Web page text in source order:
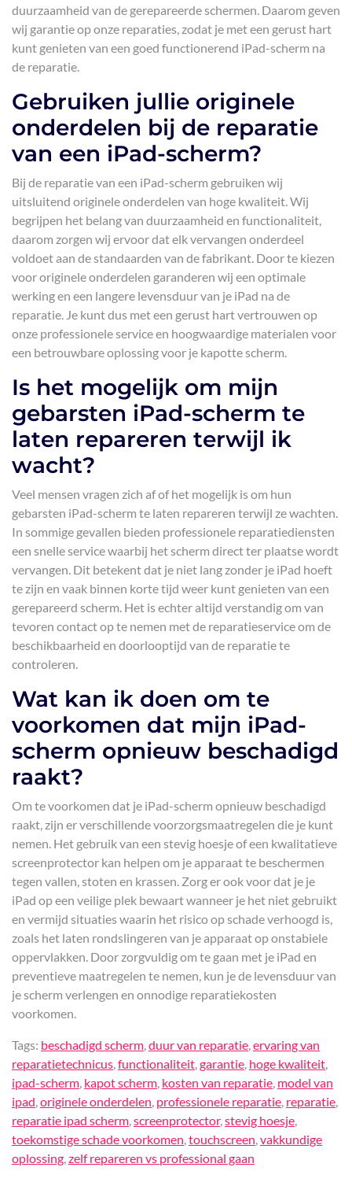
duurzaamheid van de gerepareerde schermen. Daarom geven
wij garantie op onze reparaties, zodat je met een gerust hart
kunt genieten van een goed functionerend iPad-scherm na
de reparatie.
Gebruiken jullie originele
onderdelen bij de reparatie
van een iPad-scherm?
Bij de reparatie van een iPad-scherm gebruiken wij
uitsluitend originele onderdelen van hoge kwaliteit. Wij
begrijpen het belang van duurzaamheid en functionaliteit,
daarom zorgen wij ervoor dat elk vervangen onderdeel
voldoet aan de standaarden van de fabrikant. Door te kiezen
voor originele onderdelen garanderen wij een optimale
werking en een langere levensduur van je iPad na de
reparatie. Je kunt dus met een gerust hart vertrouwen op
onze professionele service en hoogwaardige materialen voor
een betrouwbare oplossing voor je kapotte scherm.
Is het mogelijk om mijn
gebarsten iPad-scherm te
laten repareren terwijl ik
wacht?
Veel mensen vragen zich af of het mogelijk is om hun
gebarsten iPad-scherm te laten repareren terwijl ze wachten.
In sommige gevallen bieden professionele reparatiediensten
een snelle service waarbij het scherm direct ter plaatse wordt
vervangen. Dit betekent dat je niet lang zonder je iPad hoeft
te zijn en vaak binnen korte tijd weer kunt genieten van een
gerepareerd scherm. Het is echter altijd verstandig om van
tevoren contact op te nemen met de reparatieservice om de
beschikbaarheid en doorlooptijd van de reparatie te
controleren.
Wat kan ik doen om te
voorkomen dat mijn iPad-
scherm opnieuw beschadigd
raakt?
Om te voorkomen dat je iPad-scherm opnieuw beschadigd
raakt, zijn er verschillende voorzorgsmaatregelen die je kunt
nemen. Het gebruik van een stevig hoesje of een kwalitatieve
screenprotector kan helpen om je apparaat te beschermen
tegen vallen, stoten en krassen. Zorg er ook voor dat je je
iPad op een veilige plek bewaart wanneer je het niet gebruikt
en vermijd situaties waarin het risico op schade verhoogd is,
zoals het laten rondslingeren van je apparaat op onstabiele
oppervlakken. Door zorgvuldig om te gaan met je iPad en
preventieve maatregelen te nemen, kun je de levensduur van
je scherm verlengen en onnodige reparatiekosten
voorkomen.
Tags: beschadigd scherm,duur van reparatie,ervaring van
reparatietechnicus,functionaliteit,garantie, hoge kwaliteit,
ipad-scherm, kapot scherm, kosten van reparatie, model van
ipad,originele onderdelen, professionele reparatie, reparatie,
reparatie ipad scherm,screenprotector,stevig hoesje,
toekomstige schade voorkomen,touchscreen,vakkundige
oplossing,zelf repareren vs professional gaan